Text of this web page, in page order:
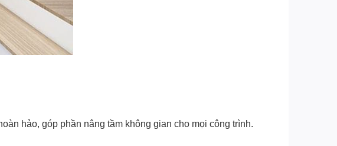
hảo, góp phần nâng tầm không gian cho mọi công trình.